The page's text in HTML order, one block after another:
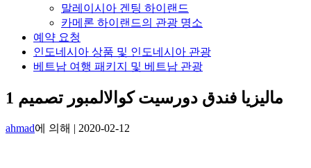
말레이시아 겐팅 하이랜드
카메론 하이랜드의 관광 명소
예약 요청
인도네시아 상품 및 인도네시아 관광
베트남 여행 패키지 및 베트남 관광
ماليزيا فندق دورسيت كوالالمبور تصميم 1
ahmad에 의해 | 2020-02-12